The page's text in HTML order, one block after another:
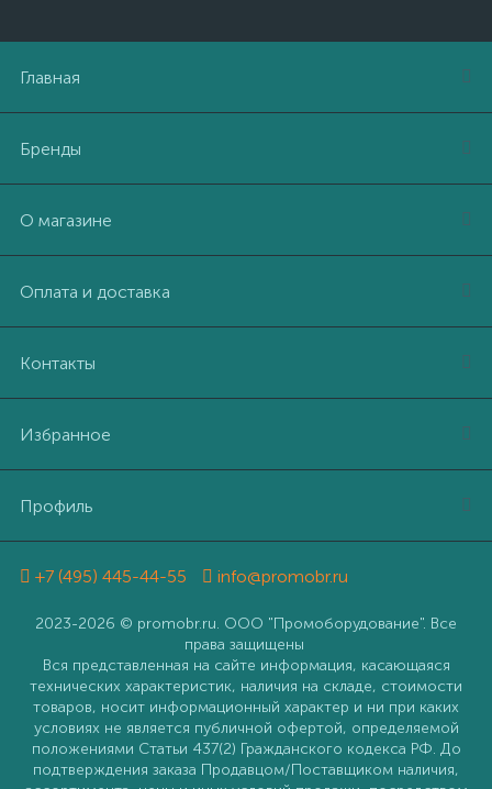
Главная
Бренды
О магазине
Оплата и доставка
Контакты
Избранное
Профиль
+7 (495) 445-44-55 info@promobr.ru
2023-2026 © promobr.ru. ООО "Промоборудование". Все
права защищены
Вся представленная на сайте информация, касающаяся
технических характеристик, наличия на складе, стоимости
товаров, носит информационный характер и ни при каких
условиях не является публичной офертой, определяемой
положениями Статьи 437(2) Гражданского кодекса РФ. До
подтверждения заказа Продавцом/Поставщиком наличия,